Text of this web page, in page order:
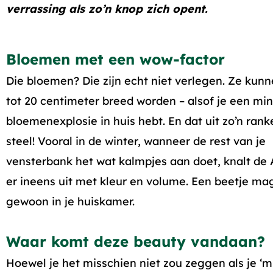
verrassing als zo’n knop zich opent.
Bloemen met een wow-factor
Die bloemen? Die zijn echt niet verlegen. Ze
tot 20 centimeter breed worden – alsof je een
bloemenexplosie in huis hebt. En dat uit zo’n
steel! Vooral in de winter, wanneer de rest van je
vensterbank het wat kalmpjes aan doet, knalt de
er ineens uit met kleur en volume. Een beetje
gewoon in je huiskamer.
Waar komt deze beauty vandaan?
Hoewel je het misschien niet zou zeggen als je